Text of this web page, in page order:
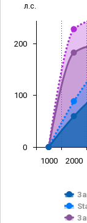
л.с.
1000 2000
0
100
200